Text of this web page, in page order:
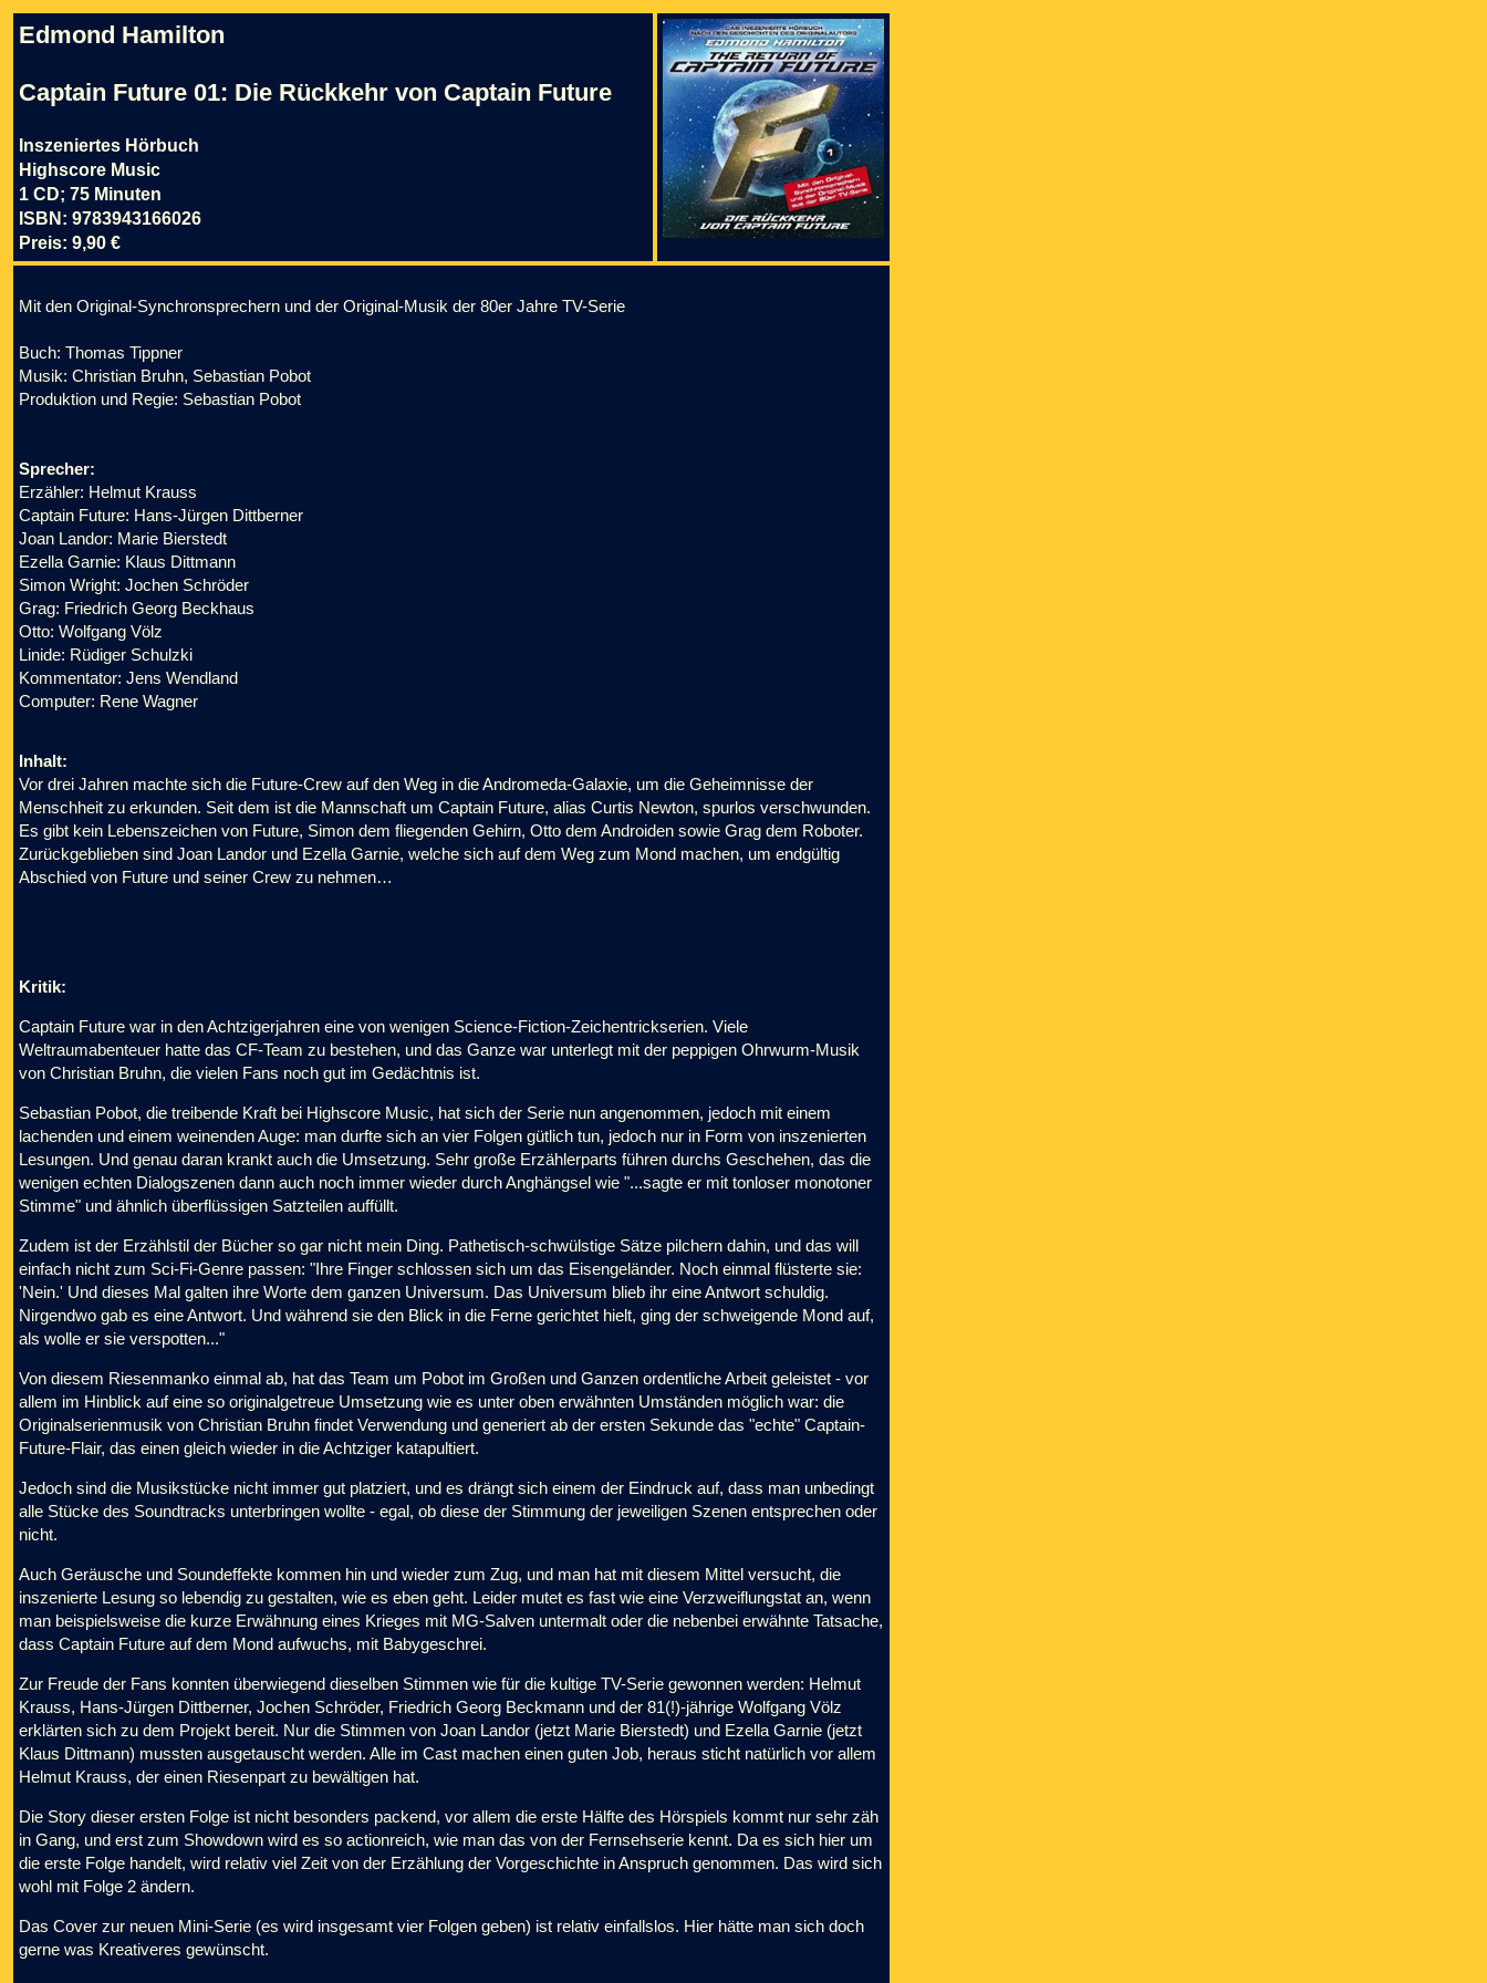
Edmond Hamilton
Captain Future 01: Die Rückkehr von Captain Future
Inszeniertes Hörbuch
Highscore Music
1 CD; 75 Minuten
ISBN: 9783943166026
Preis: 9,90 €
Mit den Original-Synchronsprechern und der Original-Musik der 80er Jahre TV-Serie
Buch: Thomas Tippner
Musik: Christian Bruhn, Sebastian Pobot
Produktion und Regie: Sebastian Pobot
Sprecher:
Erzähler: Helmut Krauss
Captain Future: Hans-Jürgen Dittberner
Joan Landor: Marie Bierstedt
Ezella Garnie: Klaus Dittmann
Simon Wright: Jochen Schröder
Grag: Friedrich Georg Beckhaus
Otto: Wolfgang Völz
Linide: Rüdiger Schulzki
Kommentator: Jens Wendland
Computer: Rene Wagner
Inhalt:
Vor drei Jahren machte sich die Future-Crew auf den Weg in die Andromeda-Galaxie, um die Geheimnisse der
Menschheit zu erkunden. Seit dem ist die Mannschaft um Captain Future, alias Curtis Newton, spurlos verschwunden.
Es gibt kein Lebenszeichen von Future, Simon dem fliegenden Gehirn, Otto dem Androiden sowie Grag dem Roboter.
Zurückgeblieben sind Joan Landor und Ezella Garnie, welche sich auf dem Weg zum Mond machen, um endgültig
Abschied von Future und seiner Crew zu nehmen…
Kritik:
Captain Future war in den Achtzigerjahren eine von wenigen Science-Fiction-Zeichentrickserien. Viele
Weltraumabenteuer hatte das CF-Team zu bestehen, und das Ganze war unterlegt mit der peppigen Ohrwurm-Musik
von Christian Bruhn, die vielen Fans noch gut im Gedächtnis ist.
Sebastian Pobot, die treibende Kraft bei Highscore Music, hat sich der Serie nun angenommen, jedoch mit einem
lachenden und einem weinenden Auge: man durfte sich an vier Folgen gütlich tun, jedoch nur in Form von inszenierten
Lesungen. Und genau daran krankt auch die Umsetzung. Sehr große Erzählerparts führen durchs Geschehen, das die
wenigen echten Dialogszenen dann auch noch immer wieder durch Anghängsel wie "...sagte er mit tonloser monotoner
Stimme" und ähnlich überflüssigen Satzteilen auffüllt.
Zudem ist der Erzählstil der Bücher so gar nicht mein Ding. Pathetisch-schwülstige Sätze pilchern dahin, und das will
einfach nicht zum Sci-Fi-Genre passen: "Ihre Finger schlossen sich um das Eisengeländer. Noch einmal flüsterte sie:
'Nein.' Und dieses Mal galten ihre Worte dem ganzen Universum. Das Universum blieb ihr eine Antwort schuldig.
Nirgendwo gab es eine Antwort. Und während sie den Blick in die Ferne gerichtet hielt, ging der schweigende Mond auf,
als wolle er sie verspotten..."
Von diesem Riesenmanko einmal ab, hat das Team um Pobot im Großen und Ganzen ordentliche Arbeit geleistet - vor
allem im Hinblick auf eine so originalgetreue Umsetzung wie es unter oben erwähnten Umständen möglich war: die
Originalserienmusik von Christian Bruhn findet Verwendung und generiert ab der ersten Sekunde das "echte" Captain-
Future-Flair, das einen gleich wieder in die Achtziger katapultiert.
Jedoch sind die Musikstücke nicht immer gut platziert, und es drängt sich einem der Eindruck auf, dass man unbedingt
alle Stücke des Soundtracks unterbringen wollte - egal, ob diese der Stimmung der jeweiligen Szenen entsprechen oder
nicht.
Auch Geräusche und Soundeffekte kommen hin und wieder zum Zug, und man hat mit diesem Mittel versucht, die
inszenierte Lesung so lebendig zu gestalten, wie es eben geht. Leider mutet es fast wie eine Verzweiflungstat an, wenn
man beispielsweise die kurze Erwähnung eines Krieges mit MG-Salven untermalt oder die nebenbei erwähnte Tatsache,
dass Captain Future auf dem Mond aufwuchs, mit Babygeschrei.
Zur Freude der Fans konnten überwiegend dieselben Stimmen wie für die kultige TV-Serie gewonnen werden: Helmut
Krauss, Hans-Jürgen Dittberner, Jochen Schröder, Friedrich Georg Beckmann und der 81(!)-jährige Wolfgang Völz
erklärten sich zu dem Projekt bereit. Nur die Stimmen von Joan Landor (jetzt Marie Bierstedt) und Ezella Garnie (jetzt
Klaus Dittmann) mussten ausgetauscht werden. Alle im Cast machen einen guten Job, heraus sticht natürlich vor allem
Helmut Krauss, der einen Riesenpart zu bewältigen hat.
Die Story dieser ersten Folge ist nicht besonders packend, vor allem die erste Hälfte des Hörspiels kommt nur sehr zäh
in Gang, und erst zum Showdown wird es so actionreich, wie man das von der Fernsehserie kennt. Da es sich hier um
die erste Folge handelt, wird relativ viel Zeit von der Erzählung der Vorgeschichte in Anspruch genommen. Das wird sich
wohl mit Folge 2 ändern.
Das Cover zur neuen Mini-Serie (es wird insgesamt vier Folgen geben) ist relativ einfallslos. Hier hätte man sich doch
gerne was Kreativeres gewünscht.